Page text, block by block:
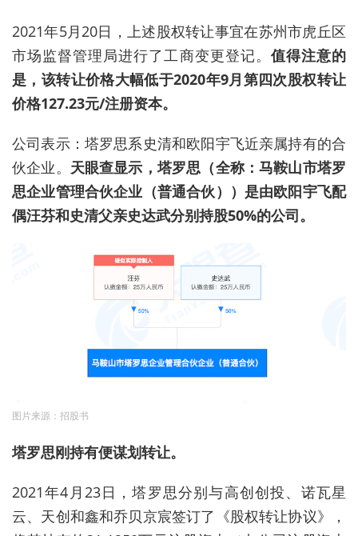
2021年5月20日，上述股权转让事宜在苏州市虎丘区
市场监督管理局进行了工商变更登记。 值得注意的
是，该转让价格大幅低于2020年9月第四次股权转让
价格127.23元/注册资本。
公司表示： 塔罗思系史清和欧阳宇飞近亲属持有的合
伙企业。 天眼查显示，塔罗思（全称：马鞍山市塔罗
思企业管理合伙企业（普通合伙））是由欧阳宇飞配
偶汪芬和史清父亲史达武分别持股50%的公司。
图片来源：招股书
塔罗思刚持有便谋划转让。
2021年4月23日，塔罗思分别与高创创投、诺瓦星
云、天创和鑫和乔贝京宸签订了《股权转让协议》，